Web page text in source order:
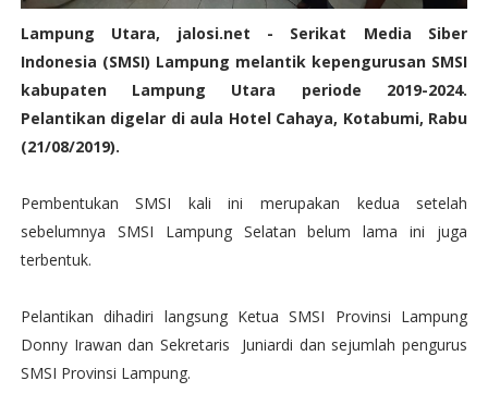
Lampung Utara, jalosi.net - Serikat Media Siber
Indonesia (SMSI) Lampung melantik kepengurusan SMSI
kabupaten Lampung Utara periode 2019-2024.
Pelantikan digelar di aula Hotel Cahaya, Kotabumi, Rabu
(21/08/2019).
Pembentukan SMSI kali ini merupakan kedua setelah
sebelumnya SMSI Lampung Selatan belum lama ini juga
terbentuk.
Pelantikan dihadiri langsung Ketua SMSI Provinsi Lampung
Donny Irawan dan Sekretaris Juniardi dan sejumlah pengurus
SMSI Provinsi Lampung.